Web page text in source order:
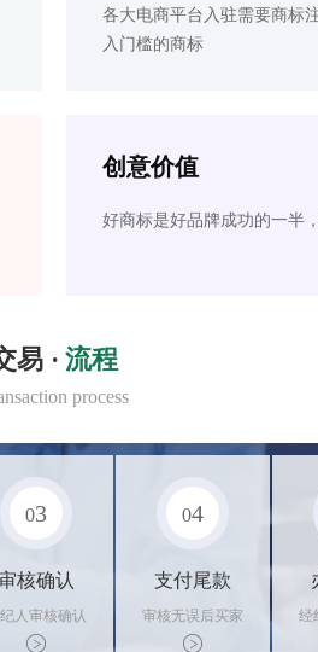
各大电商平台入驻需要商标
入门槛的商标
创意价值
好商标是好品牌成功的一半
易 · 流程
process
03
核确认
人审核确认
商标状态
04
支付尾款
审核无误后买家
支付尾款，卖家
经